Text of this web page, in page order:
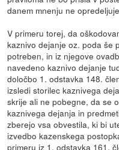
danem mnenju ne
V primeru torej, da
kaznivo dejanje oz. poda še
potreben, in iz njegove
navedeno kaznivo dejanje
določbo 1. odstavka 148.
izsledi storilec kaznivega
skrije ali ne pobegne, da se
kaznivega dejanja in
zberejo vsa obvestila, ki bi
izvedbo kazenskega
primeru iz 1. odstavka 161.